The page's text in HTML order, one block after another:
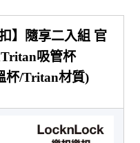
】隨享二入組 官
吸管杯
杯/Tritan材質)